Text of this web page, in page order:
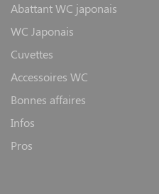
Abattant WC japonais
WC Japonais
Cuvettes
Accessoires WC
Bonnes affaires
Infos
Pros